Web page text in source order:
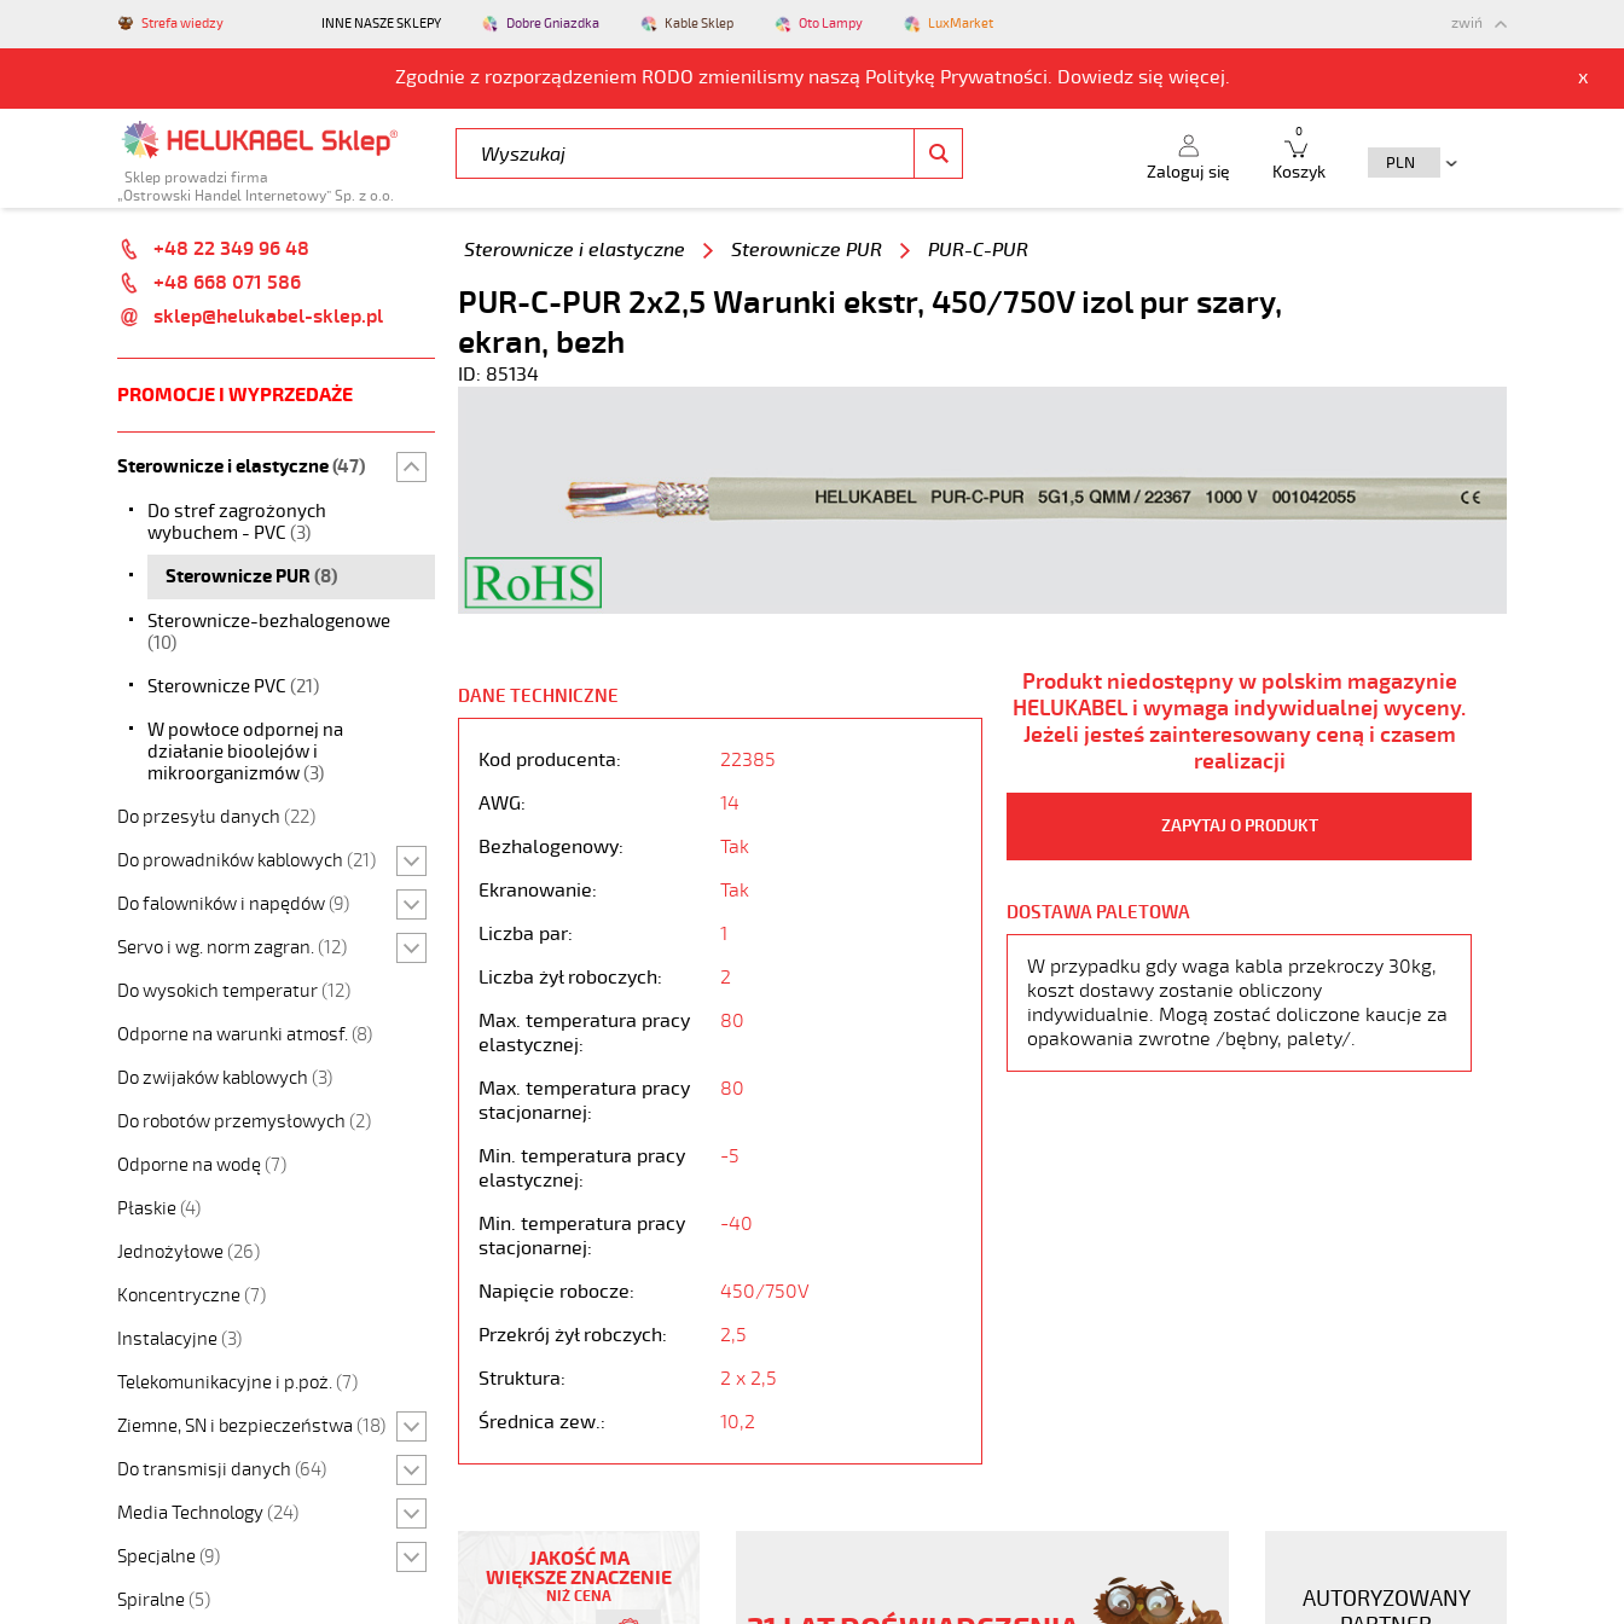
Strefa wiedzy INNE NASZE SKLEPY Dobre Gniazdka Kable Sklep Oto Lampy LuxMarket
Zgodnie z rozporządzeniem RODO zmienilismy naszą Politykę Prywatności. Dowiedz się więcej. x
zwiń
Sklep prowadzi firma
„Ostrowski Handel Internetowy” Sp. z o.o.
Zaloguj się Koszyk
0
+48 22 349 96 48
+48 668 071 586
sklep@helukabel-sklep.pl
PROMOCJE I WYPRZEDAŻE
Sterownicze i elastyczne(47)
Do stref zagrożonych
wybuchem - PVC (3)
Sterownicze PUR (8)
Sterownicze-bezhalogenowe
(10)
Sterownicze PVC (21)
W powłoce odpornej na
działanie bioolejów i
mikroorganizmów(3)
Do przesyłu danych (22)
Do prowadników kablowych (21)
Do falowników i napędów (9)
Servo i wg. norm zagran. (12)
Do wysokich temperatur (12)
Odporne na warunki atmosf. (8)
Do zwijaków kablowych (3)
Do robotów przemysłowych (2)
Odporne na wodę (7)
Płaskie (4)
Jednożyłowe (26)
Koncentryczne (7)
Instalacyjne (3)
Telekomunikacyjne i p.poż. (7)
Ziemne, SN i bezpieczeństwa (18)
Do transmisji danych (64)
Media Technology (24)
Specjalne (9)
Spiralne (5)
Sterownicze i elastyczne Sterownicze PUR PUR-C-PUR
PUR-C-PUR 2x2,5 Warunki ekstr, 450/750V izol pur szary,
ekran, bezh
ID: 85134
DANE TECHNICZNE
Kod producenta:
22385
AWG:
14
Bezhalogenowy:
Tak
Ekranowanie:
Tak
Liczba par:
1
Liczba żył roboczych:
2
Max. temperatura pracy
elastycznej:
80
Max. temperatura pracy
stacjonarnej:
80
Min. temperatura pracy
elastycznej:
-5
Min. temperatura pracy
stacjonarnej:
-40
Napięcie robocze:
450/750V
Przekrój żył robczych:
2,5
Struktura:
2 x 2,5
Średnica zew.:
10,2
Produkt niedostępny w polskim magazynie
HELUKABEL i wymaga indywidualnej wyceny.
Jeżeli jesteś zainteresowany ceną i czasem
realizacji
ZAPYTAJ O PRODUKT
DOSTAWA PALETOWA
W przypadku gdy waga kabla przekroczy 30kg,
koszt dostawy zostanie obliczony
indywidualnie. Mogą zostać doliczone kaucje za
opakowania zwrotne /bębny, palety/.
PUR
2x2,5
JAKOŚĆ MA
WIĘKSZE ZNACZENIE
NIŻ CENA
AUTORYZOWANY